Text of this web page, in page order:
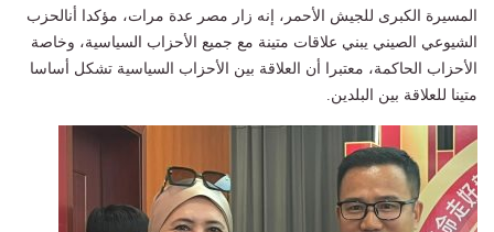
المسيرة الكبرى للجيش الأحمر، إنه زار مصر عدة مرات، مؤكدا أنالحزب
الشيوعي الصيني يبني علاقات متينة مع جميع الأحزاب السياسية، وخاصة
الأحزاب الحاكمة، معتبرا أن العلاقة بين الأحزاب السياسية تشكل أساسا
متينا للعلاقة بين البلدين.